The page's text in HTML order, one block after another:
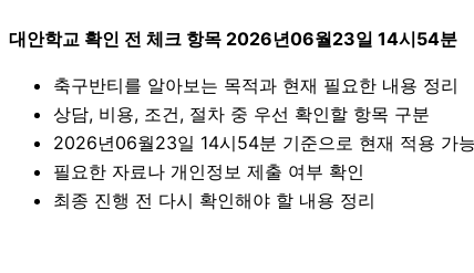
대안학교 확인 전 체크 항목 2026년06월23일 14시54분
축구반티를 알아보는 목적과 현재 필요한 내용 정리
상담, 비용, 조건, 절차 중 우선 확인할 항목 구분
2026년06월23일 14시54분 기준으로 현재 적용 가
필요한 자료나 개인정보 제출 여부 확인
최종 진행 전 다시 확인해야 할 내용 정리